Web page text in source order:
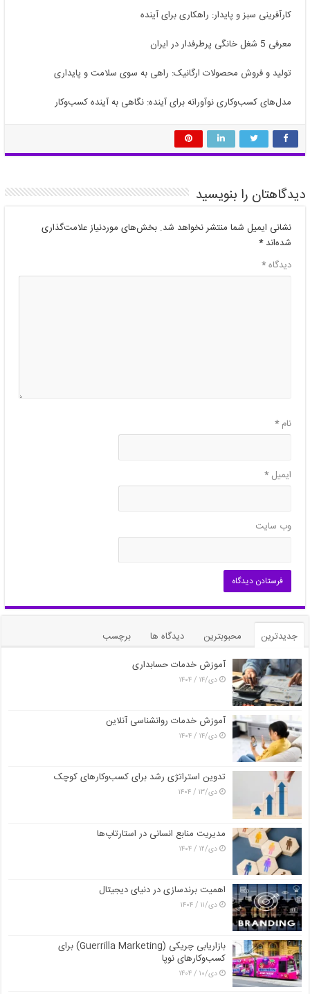
کارآفرینی سبز و پایدار: راهکاری برای آینده
معرفی 5 شغل خانگی پرطرفدار در ایران
تولید و فروش محصولات ارگانیک: راهی به سوی سلامت و پایداری
مدل‌های کسب‌وکاری نوآورانه برای آینده: نگاهی به آینده کسب‌وکار
دیدگاهتان را بنویسید
نشانی ایمیل شما منتشر نخواهد شد. بخش‌های موردنیاز علامت‌گذاری
شده‌اند*
دیدگاه*
نام*
ایمیل*
وب‌ سایت
جدیدترین محبوبترین دیدگاه ها
برچسب
آموزش خدمات حسابداری
دی/۱۴ / ۱۴۰۴
آموزش خدمات روانشناسی آنلاین
دی/۱۴ / ۱۴۰۴
تدوین استراتژی رشد برای کسب‌وکارهای کوچک
دی/۱۳ / ۱۴۰۴
مدیریت منابع انسانی در استارتاپ‌ها
دی/۱۲ / ۱۴۰۴
اهمیت برندسازی در دنیای دیجیتال
دی/۱۱ / ۱۴۰۴
بازاریابی چریکی (Guerrilla Marketing) برای
کسب‌وکارهای نوپا
دی/۱۰ / ۱۴۰۴